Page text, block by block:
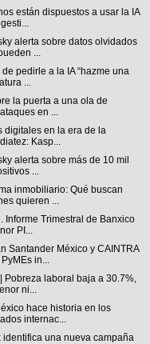
están dispuestos a usar la IA
alerta sobre datos olvidados
...
de pedirle a la IA “hazme una
...
la puerta a una ola de
en ...
digitales en la era de la
Kasp...
alerta sobre más de 10 mil
...
inmobiliario: Qué buscan
quieren ...
Informe Trimestral de Banxico
PI...
Santander México y CAINTRA
in...
Pobreza laboral baja a 30.7%,
ni...
hace historia en los
internac...
identifica una nueva campaña